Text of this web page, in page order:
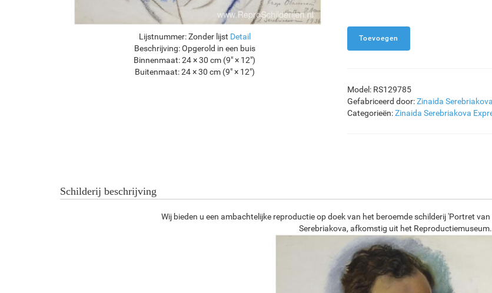
Lijstnummer: Zonder lijst Detail
Beschrijving: Opgerold in een buis
Binnenmaat: 24 × 30 cm (9" × 12")
Buitenmaat: 24 × 30 cm (9" × 12")
Model: RS129785
Gefabriceerd door:Zinaida Serebriakova
Categorieën:Zinaida Serebriakova
Schilderij beschrijving
Wij bieden u een ambachtelijke reproductie op doek van het beroemde schilderij 'Portret
Serebriakova, afkomstig uit het Reproductiemuseum.